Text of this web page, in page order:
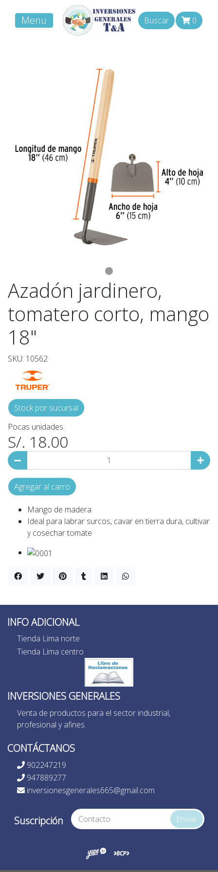
Menu Buscar 0
Azadón jardinero,
tomatero corto, mango
18"
SKU: 10562
Stock por sucursal
Pocas unidades.
S/. 18.00
Agregar al carro
Mango de madera
Ideal para labrar surcos, cavar en tierra dura, cultivar
y cosechar tomate
INFO ADICIONAL
Tienda Lima norte
Tienda Lima centro
INVERSIONES GENERALES
Venta de productos para el sector industrial,
profesional y afines.
CONTÁCTANOS
902247219
947889277
inversionesgenerales665@gmail.com
Suscripción Enviar